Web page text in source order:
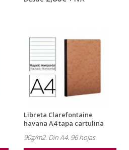
Libreta Clarefontaine
havana A4 tapa cartulina
90g/m2. Din A4. 96 hojas.